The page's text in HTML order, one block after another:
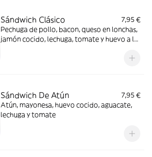
Sándwich Clásico
7,95 €
Pechuga de pollo, bacon, queso en lonchas,
jamón cocido, lechuga, tomate y huevo a la
Sándwich De Atún
7,95 €
Atún, mayonesa, huevo cocido, aguacate,
lechuga y tomate